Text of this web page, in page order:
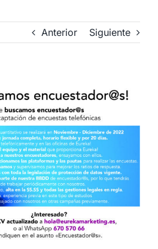
Anterior Siguiente